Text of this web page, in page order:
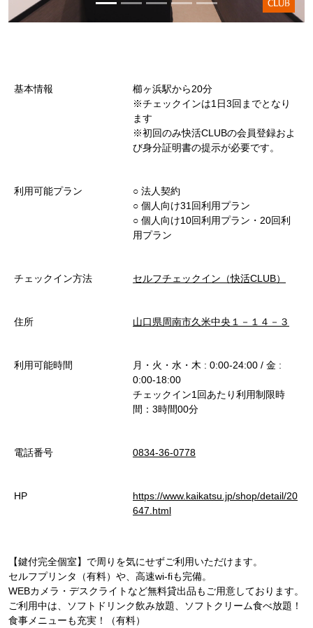
基本情報
櫛ヶ浜駅から20分
※チェックインは1日3回までとなり
ます
※初回のみ快活CLUBの会員登録およ
び身分証明書の提示が必要です。
利用可能プラン
○︎ 法人契約
○︎ 個人向け31回利用プラン
○︎ 個人向け10回利用プラン・20回利
用プラン
チェックイン方法 セルフチェックイン（快活CLUB）
住所 山口県周南市久米中央１－１４－３
利用可能時間
月・火・水・木 : 0:00-24:00 / 金 :
0:00-18:00
チェックイン1回あたり利用制限時
間：3時間00分
電話番号 0834-36-0778
HP
https://www.kaikatsu.jp/shop/detail/20
647.html
【鍵付完全個室】で周りを気にせずご利用いただけます。
セルフプリンタ（有料）や、高速wi-fiも完備。
WEBカメラ・デスクライトなど無料貸出品もご用意しております。
ご利用中は、ソフトドリンク飲み放題、ソフトクリーム食べ放題！
食事メニューも充実！（有料）